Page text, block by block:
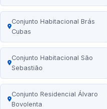
Conjunto Habitacional Brás
Cubas
Conjunto Habitacional São
Sebastião
Conjunto Residencial Álvaro
Bovolenta